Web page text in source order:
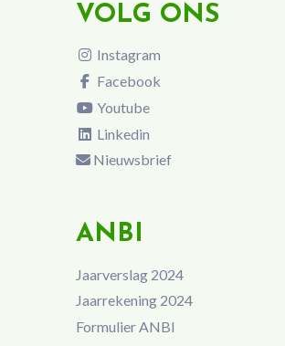
VOLG ONS
Instagram
Facebook
Youtube
Linkedin
Nieuwsbrief
ANBI
Jaarverslag 2024
Jaarrekening 2024
Formulier ANBI